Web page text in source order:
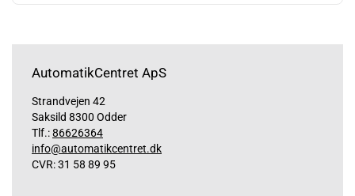
AutomatikCentret ApS
Strandvejen 42
Saksild 8300 Odder
Tlf.:86626364
info@automatikcentret.dk
CVR: 31 58 89 95